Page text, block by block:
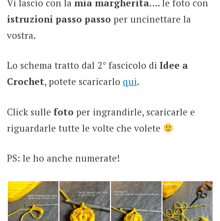
Vi lascio con la mia margherita…. le foto con
istruzioni passo passo per uncinettare la
vostra.
Lo schema tratto dal 2° fascicolo di Idee a
Crochet, potete scaricarlo qui.
Click sulle foto per ingrandirle, scaricarle e
riguardarle tutte le volte che volete
PS: le ho anche numerate!